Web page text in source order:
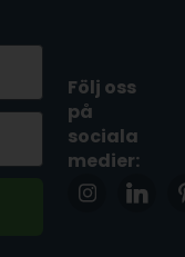
Följ oss
på
sociala
medier: